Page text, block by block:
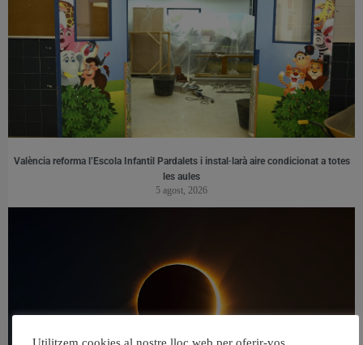
València reforma l’Escola Infantil Pardalets i instal·larà aire condicionat a totes
les aules
5 agost, 2026